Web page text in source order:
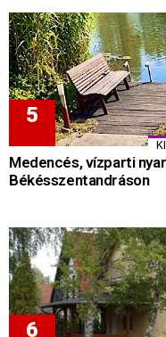
Medencés, vízparti
Békésszentandráson